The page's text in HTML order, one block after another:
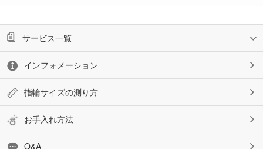
サービス一覧
インフォメーション
指輪サイズの測り方
お手入れ方法
Q&A